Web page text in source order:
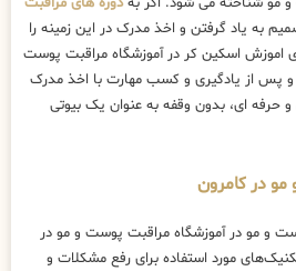
به یاد گرفتن و اخذ مدرک در این زمینه را
اموزش اسکین کر در آموزشگاه مراقبت پوست
پس از یادگیری و کسب مهارت با اخذ مدرک
و حرفه ای، بدون وقفه به عنوان یک بیوتی
در کامرون
و مو در آموزشگاه مراقبت پوست و مو در
مورد استفاده برای رفع مشکلات و